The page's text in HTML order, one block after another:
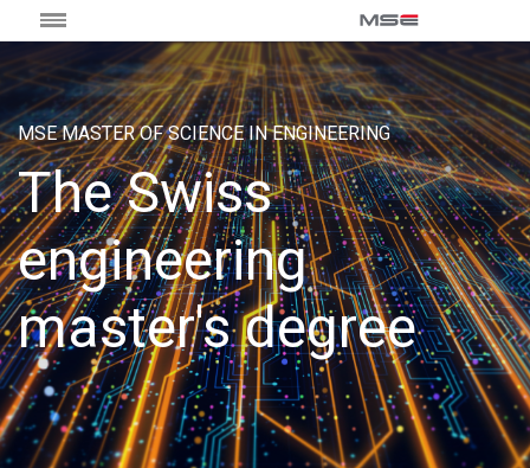
MSE MASTER OF SCIENCE IN ENGINEERING
The Swiss
engineering
master's degree